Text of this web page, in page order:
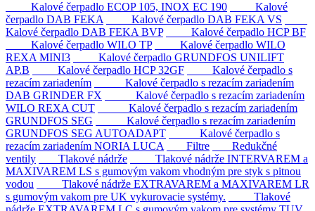
Kalové čerpadlo ECOP 105, INOX EC 190
Kalové
čerpadlo DAB FEKA
Kalové čerpadlo DAB FEKA VS
Kalové čerpadlo DAB FEKA BVP
Kalové čerpadlo HCP BF
Kalové čerpadlo WILO TP
Kalové čerpadlo WILO
REXA MINI3
Kalové čerpadlo GRUNDFOS UNILIFT
AP.B
Kalové čerpadlo HCP 32GF
Kalové čerpadlo s
rezacím zariadením
Kalové čerpadlo s rezacím zariadením
DAB GRINDER FX
Kalové čerpadlo s rezacím zariadením
WILO REXA CUT
Kalové čerpadlo s rezacím zariadením
GRUNDFOS SEG
Kalové čerpadlo s rezacím zariadením
GRUNDFOS SEG AUTOADAPT
Kalové čerpadlo s
rezacím zariadením NORIA LUCA
Filtre
Redukčné
ventily
Tlakové nádrže
Tlakové nádrže INTERVAREM a
MAXIVAREM LS s gumovým vakom vhodným pre styk s pitnou
vodou
Tlakové nádrže EXTRAVAREM a MAXIVAREM LR
s gumovým vakom pre UK vykurovacie systémy.
Tlakové